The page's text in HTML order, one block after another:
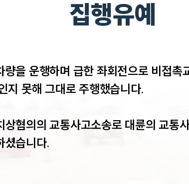
집행유예
량을 운행하며 급한 좌회전으로 비접촉
지 못해 그대로 주행했습니다.
상혐의의 교통사고소송로 대륜의 교통
셨습니다.